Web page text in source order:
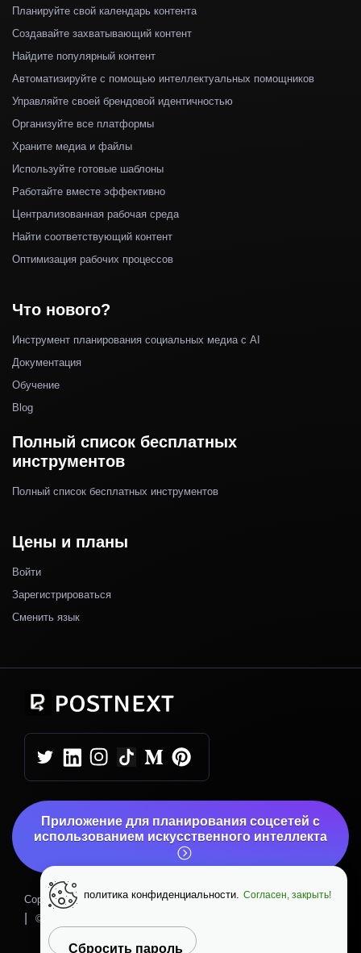
Планируйте свой календарь контента
Создавайте захватывающий контент
Найдите популярный контент
Автоматизируйте с помощью интеллектуальных помощников
Управляйте своей брендовой идентичностью
Организуйте все платформы
Храните медиа и файлы
Используйте готовые шаблоны
Работайте вместе эффективно
Централизованная рабочая среда
Найти соответствующий контент
Оптимизация рабочих процессов
Что нового?
Инструмент планирования социальных медиа с AI
Документация
Обучение
Blog
Полный список бесплатных
инструментов
Полный список бесплатных инструментов
Цены и планы
Войти
Зарегистрироваться
Сменить язык
Приложение для планирования соцсетей с
использованием искусственного интеллекта
Copyright © 2026 PostNext | Политика конфиденциальности
© PostNext.io
политика конфиденциальности. Согласен, закрыть!
Сбросить пароль